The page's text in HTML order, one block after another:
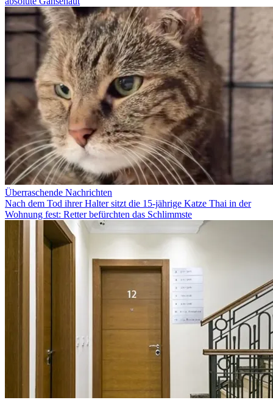
Überraschende Nachrichten
Nach dem Tod ihrer Halter sitzt die 15-jährige Katze Thai in der
Wohnung fest: Retter befürchten das Schlimmste